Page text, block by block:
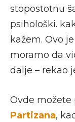
stopostotnu
psihološki.
kažem. Ovo
moramo da
dalje – rekao
Ovde možete
Partizana,